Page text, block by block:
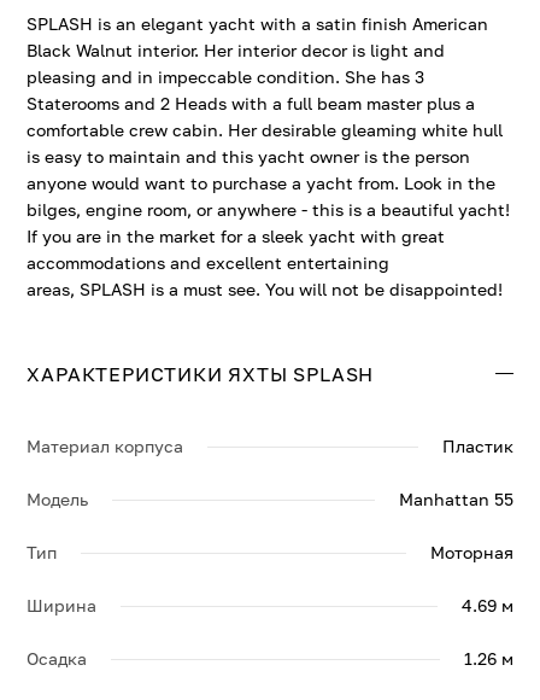
SPLASH is an elegant yacht with a satin finish American
Black Walnut interior. Her interior decor is light and
pleasing and in impeccable condition. She has 3
Staterooms and 2 Heads with a full beam master plus a
comfortable crew cabin. Her desirable gleaming white hull
is easy to maintain and this yacht owner is the person
anyone would want to purchase a yacht from. Look in the
bilges, engine room, or anywhere - this is a beautiful yacht!
If you are in the market for a sleek yacht with great
accommodations and excellent entertaining
areas, SPLASH is a must see. You will not be disappointed!
ХАРАКТЕРИСТИКИ ЯХТЫ SPLASH
Материал корпуса Пластик
Модель Manhattan 55
Тип Моторная
Ширина 4.69 м
Осадка 1.26 м